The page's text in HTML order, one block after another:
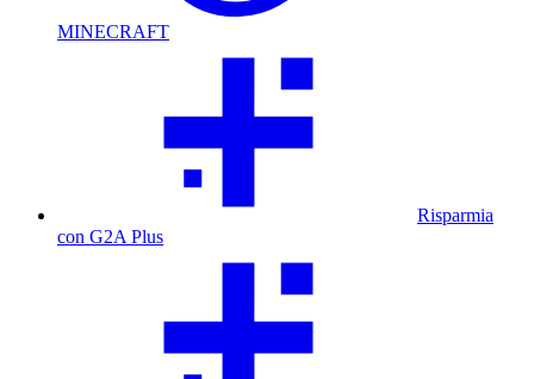
MINECRAFT
Risparmia
con G2A Plus